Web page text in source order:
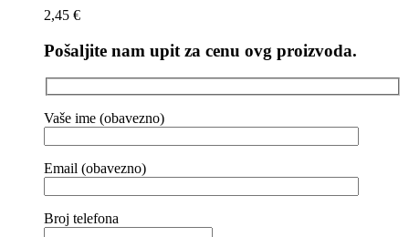
2,45 €
Pošaljite nam upit za cenu ovg proizvoda.
Vaše ime (obavezno)
Email (obavezno)
Broj telefona